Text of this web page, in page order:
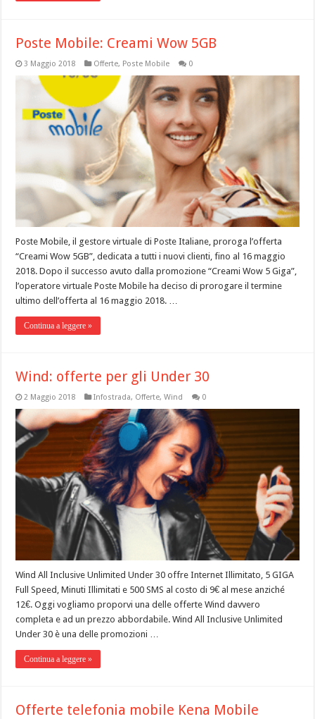
Poste Mobile: Creami Wow 5GB
3 Maggio 2018 Offerte, Poste Mobile 0
Poste Mobile, il gestore virtuale di Poste Italiane, proroga l’offerta
“Creami Wow 5GB”, dedicata a tutti i nuovi clienti, fino al 16 maggio
2018. Dopo il successo avuto dalla promozione “Creami Wow 5 Giga”,
l’operatore virtuale Poste Mobile ha deciso di prorogare il termine
ultimo dell’offerta al 16 maggio 2018. …
Continua a leggere »
Wind: offerte per gli Under 30
2 Maggio 2018 Infostrada, Offerte,Wind 0
Wind All Inclusive Unlimited Under 30 offre Internet Illimitato, 5 GIGA
Full Speed, Minuti Illimitati e 500 SMS al costo di 9€ al mese anziché
12€. Oggi vogliamo proporvi una delle offerte Wind davvero
completa e ad un prezzo abbordabile. Wind All Inclusive Unlimited
Under 30 è una delle promozioni …
Continua a leggere »
Offerte telefonia mobile Kena Mobile